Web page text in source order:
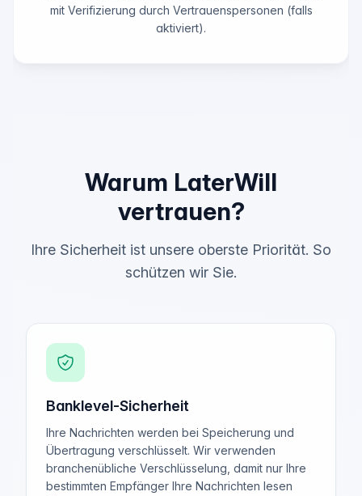
mit Verifizierung durch Vertrauenspersonen (falls
aktiviert).
Warum LaterWill
vertrauen?
Ihre Sicherheit ist unsere oberste Priorität. So
schützen wir Sie.
Banklevel-Sicherheit
Ihre Nachrichten werden bei Speicherung und
Übertragung verschlüsselt. Wir verwenden
branchenübliche Verschlüsselung, damit nur Ihre
bestimmten Empfänger Ihre Nachrichten lesen